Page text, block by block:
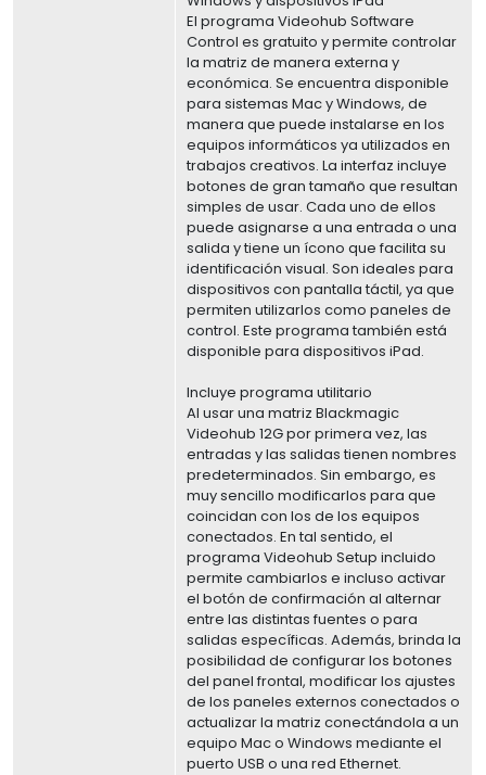
El programa Videohub Software
Control es gratuito y permite controlar
la matriz de manera externa y
económica. Se encuentra disponible
para sistemas Mac y Windows, de
manera que puede instalarse en los
equipos informáticos ya utilizados en
trabajos creativos. La interfaz incluye
botones de gran tamaño que resultan
simples de usar. Cada uno de ellos
puede asignarse a una entrada o una
salida y tiene un ícono que facilita su
identificación visual. Son ideales para
dispositivos con pantalla táctil, ya que
permiten utilizarlos como paneles de
control. Este programa también está
disponible para dispositivos iPad.
Incluye programa utilitario
Al usar una matriz Blackmagic
Videohub 12G por primera vez, las
entradas y las salidas tienen nombres
predeterminados. Sin embargo, es
muy sencillo modificarlos para que
coincidan con los de los equipos
conectados. En tal sentido, el
programa Videohub Setup incluido
permite cambiarlos e incluso activar
el botón de confirmación al alternar
entre las distintas fuentes o para
salidas específicas. Además, brinda la
posibilidad de configurar los botones
del panel frontal, modificar los ajustes
de los paneles externos conectados o
actualizar la matriz conectándola a un
equipo Mac o Windows mediante el
puerto USB o una red Ethernet.